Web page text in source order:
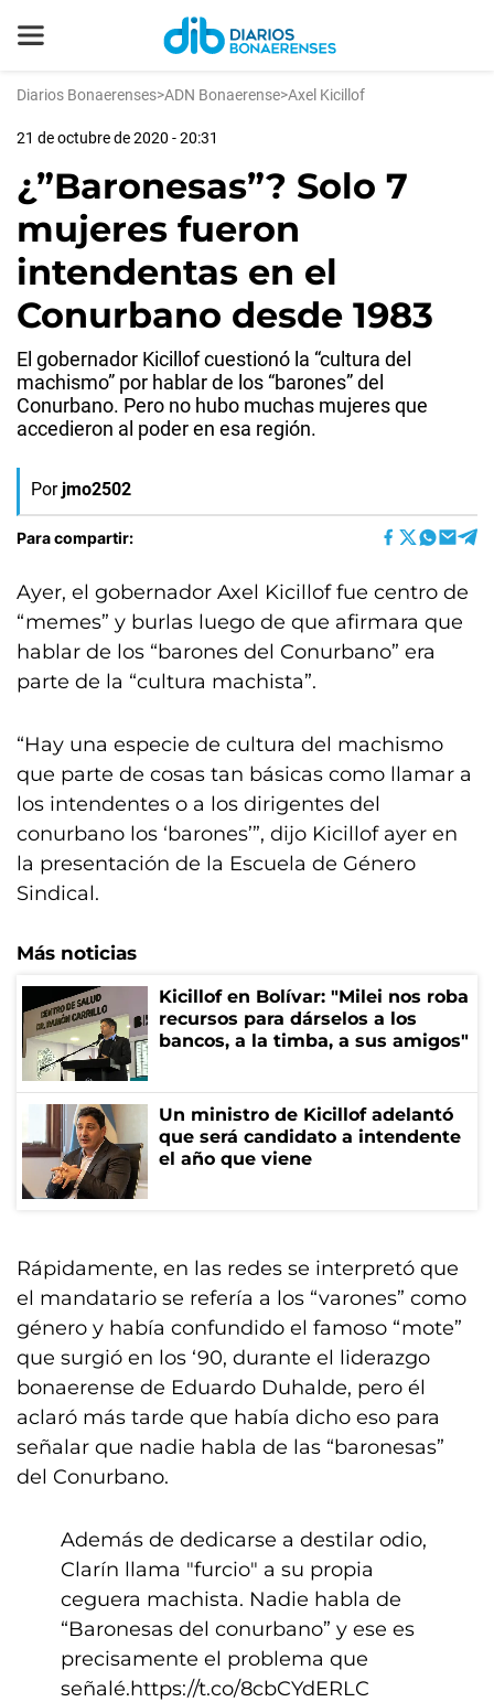
Diarios Bonaerenses>ADN Bonaerense>Axel Kicillof
21 de octubre de 2020 - 20:31
¿”Baronesas”? Solo 7
mujeres fueron
intendentas en el
Conurbano desde 1983
El gobernador Kicillof cuestionó la “cultura del
machismo” por hablar de los “barones” del
Conurbano. Pero no hubo muchas mujeres que
accedieron al poder en esa región.
Por jmo2502
Para compartir:
Ayer, el gobernador Axel Kicillof fue centro de
“memes” y burlas luego de que afirmara que
hablar de los “barones del Conurbano” era
parte de la “cultura machista”.
“Hay una especie de cultura del machismo
que parte de cosas tan básicas como llamar a
los intendentes o a los dirigentes del
conurbano los ‘barones’”, dijo Kicillof ayer en
la presentación de la Escuela de Género
Sindical.
Más noticias
Kicillof en Bolívar: "Milei nos roba
recursos para dárselos a los
bancos, a la timba, a sus amigos"
Un ministro de Kicillof adelantó
que será candidato a intendente
el año que viene
Rápidamente, en las redes se interpretó que
el mandatario se refería a los “varones” como
género y había confundido el famoso “mote”
que surgió en los ‘90, durante el liderazgo
bonaerense de Eduardo Duhalde, pero él
aclaró más tarde que había dicho eso para
señalar que nadie habla de las “baronesas”
del Conurbano.
Además de dedicarse a destilar odio,
Clarín llama "furcio" a su propia
ceguera machista. Nadie habla de
“Baronesas del conurbano” y ese es
precisamente el problema que
señalé.https://t.co/8cbCYdERLC